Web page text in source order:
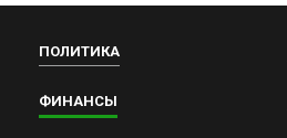
ПОЛИТИКА
ФИНАНСЫ